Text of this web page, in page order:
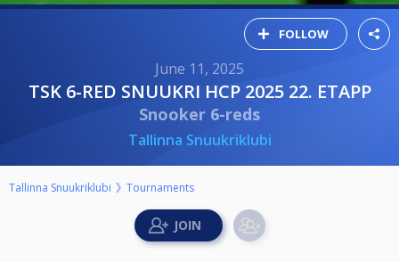
FOLLOW
June 11, 2025
TSK 6-RED SNUUKRI HCP 2025 22. ETAPP
Snooker 6-reds
Tallinna Snuukriklubi
Tallinna Snuukriklubi Tournaments